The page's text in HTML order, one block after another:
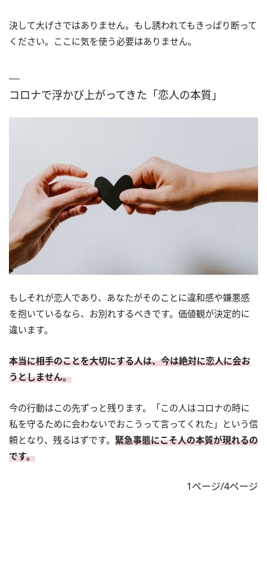
決して大げさではありません。もし誘われてもきっぱり断って
ください。ここに気を使う必要はありません。
コロナで浮かび上がってきた「恋人の本質」
もしそれが恋人であり、あなたがそのことに違和感や嫌悪感
を抱いているなら、お別れするべきです。価値観が決定的に
違います。
本当に相手のことを大切にする人は、今は絶対に恋人に会お
うとしません。
今の行動はこの先ずっと残ります。「この人はコロナの時に
私を守るために会わないでおこうって言ってくれた」という信
頼となり、残るはずです。 緊急事態にこそ人の本質が現れるの
です。
1ページ/4ページ